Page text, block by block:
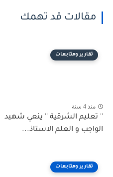
مقالات قد تهمك
تقارير ومتابعات
منذ 4 سنة
'' تعليم الشرقية '' ينعي شهيد
الواجب و العلم الاستاذ...
تقارير ومتابعات